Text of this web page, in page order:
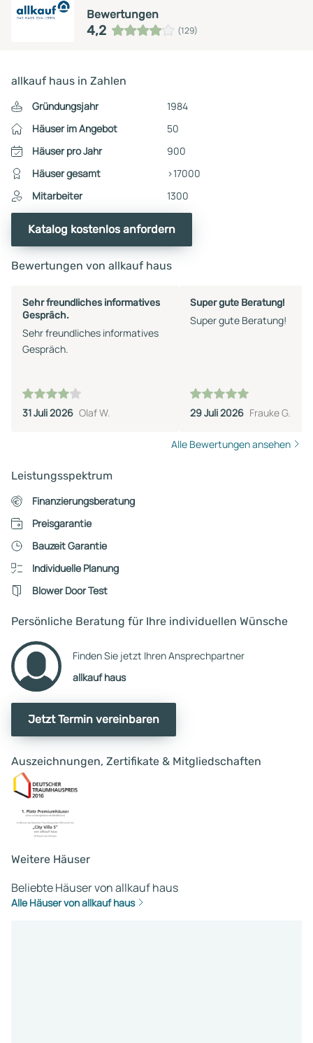
Bewertungen
4,2 (129)
allkauf haus in Zahlen
Gründungsjahr
1984
Häuser im Angebot
50
Häuser pro Jahr
900
Häuser gesamt
>17000
Mitarbeiter
1300
Katalog kostenlos anfordern
Bewertungen von allkauf haus
Sehr freundliches informatives
Gespräch.
Sehr freundliches informatives
Gespräch.
31 Juli 2026 Olaf W.
Super gute Beratung!
Super gute Beratung!
29 Juli 2026 Frauke G.
Alle Bewertungen ansehen
Leistungsspektrum
Finanzierungsberatung
Preisgarantie
Bauzeit Garantie
Individuelle Planung
Blower Door Test
Persönliche Beratung für Ihre individuellen Wünsche
Finden Sie jetzt Ihren Ansprechpartner
allkauf haus
Jetzt Termin vereinbaren
Auszeichnungen, Zertifikate & Mitgliedschaften
Weitere Häuser
Beliebte Häuser von allkauf haus
Alle Häuser von allkauf haus